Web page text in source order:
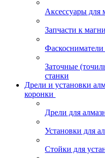
Аксессуары для
Запчасти к
Заточные
станки
Дрели и установки
коронки
Дрели для
Установки для
Стойки для